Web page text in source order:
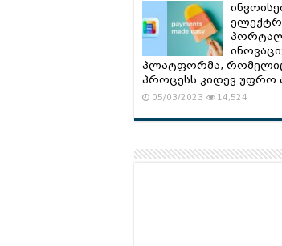
პლატფორმა,
პროცესს კიდევ უფრო
05/03/2023 14,524